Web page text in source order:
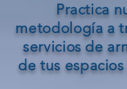
Practica
metodología a
servicios de
de tus